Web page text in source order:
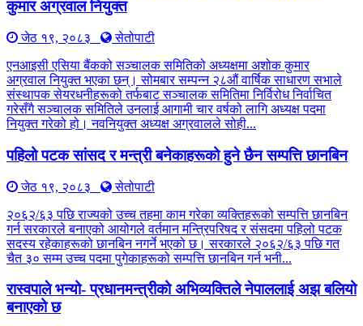
कुमार अग्रवाल नियुक्त
जेठ १९, २०८३
सेतोपाटी
एनआइसी एसिया बैंकको सञ्चालक समितिको अध्यक्षमा अशोक कुमार
अग्रवाल नियुक्त भएका छन्। सोमबार सम्पन्न २८औं वार्षिक साधारण सभाले
संस्थापक सेयरधनीहरूको तर्फबाट सञ्चालक समितिमा निर्विरोध निर्वाचित
गरेसँगै सञ्चालक समितिले उनलाई आगामी चार वर्षको लागि अध्यक्ष पदमा
नियुक्त गरेको हो। नवनियुक्त अध्यक्ष अग्रवालले सोही...
पहिलो पटक सांसद र मन्त्री बनेकाहरूको हुने छैन सम्पत्ति छानबिन
जेठ १९, २०८३
सेतोपाटी
२०६२/६३ पछि राज्यको उच्च तहमा काम गरेका व्यक्तिहरूको सम्पत्ति छानबिन
गर्न सरकारले बनाएको आयोगले वर्तमान मन्त्रिपरिषद र संसदमा पहिलो पटक
सदस्य रहेकाहरूको छानबिन नगर्ने भएको छ। सरकारले २०६२/६३ पछि गत
चैत ३० सम्म उच्च पदमा पुगेकाहरूको सम्पत्ति छानबिन गर्न भनी...
रास्वपाले भन्यो- प्रधानमन्त्रीको अभिव्यक्तिले नेपाललाई अझ बलियो
बनाएको छ